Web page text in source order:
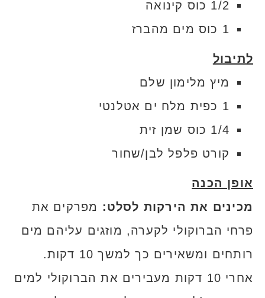
1/2 כוס קינואה
1 כוס מים מהברז
לתיבול
מיץ מלימון שלם
1 כפית מלח ים אטלנטי
1/4 כוס שמן זית
קורט פלפל לבן/שחור
אופן הכנה
מכינים את הירקות לסלט: מפרקים את
פרחי הברוקולי לקערה, מוזגים עליהם מים
רותחים ומשאירים כך למשך 10 דקות.
אחרי 10 דקות מעבירים את הברוקולי למים